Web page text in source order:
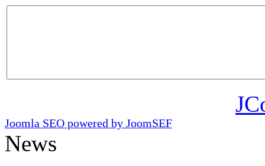
Joomla SEO powered by JoomSEF
News